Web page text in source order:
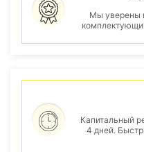
Мы уверены
Капитальный
4 дней.